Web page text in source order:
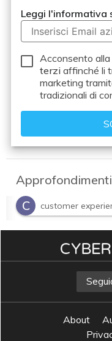
Leggi l'informativa
Acconsento
terzi affinché li
marketing
tradizionali di
Approfondimenti
C
customer
N Network
network security
About